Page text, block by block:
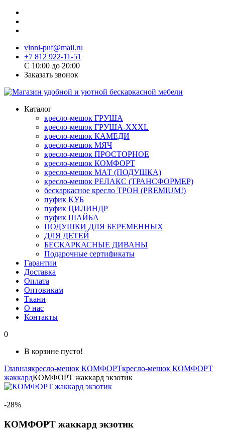
vinni-puf@mail.ru
+7 812 922-11-51
C 10:00 до 20:00
Заказать звонок
Каталог
кресло-мешок ГРУША
кресло-мешок ГРУША-XXXL
кресло-мешок КАМЕДИ
кресло-мешок МЯЧ
кресло-мешок ПРОСТОРНОЕ
кресло-мешок КОМФОРТ
кресло-мешок МАТ (ПОДУШКА)
кресло-мешок РЕЛАКС (ТРАНСФОРМЕР)
бескаркасное кресло ТРОН (PREMIUM!)
пуфик КУБ
пуфик ЦИЛИНДР
пуфик ШАЙБА
ПОДУШКИ ДЛЯ БЕРЕМЕННЫХ
ДЛЯ ДЕТЕЙ
БЕСКАРКАСНЫЕ ДИВАНЫ
Подарочные сертификаты
Гарантии
Доставка
Оплата
Оптовикам
Ткани
О нас
Контакты
0
В корзине пусто!
Главнаякресло-мешок КОМФОРТкресло-мешок КОМФОРТ
жаккардКОМФОРТ жаккард экзотик
-28%
КОМФОРТ жаккард экзотик